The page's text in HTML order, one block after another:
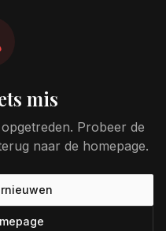
mis
Probeer de
naar de homepage.